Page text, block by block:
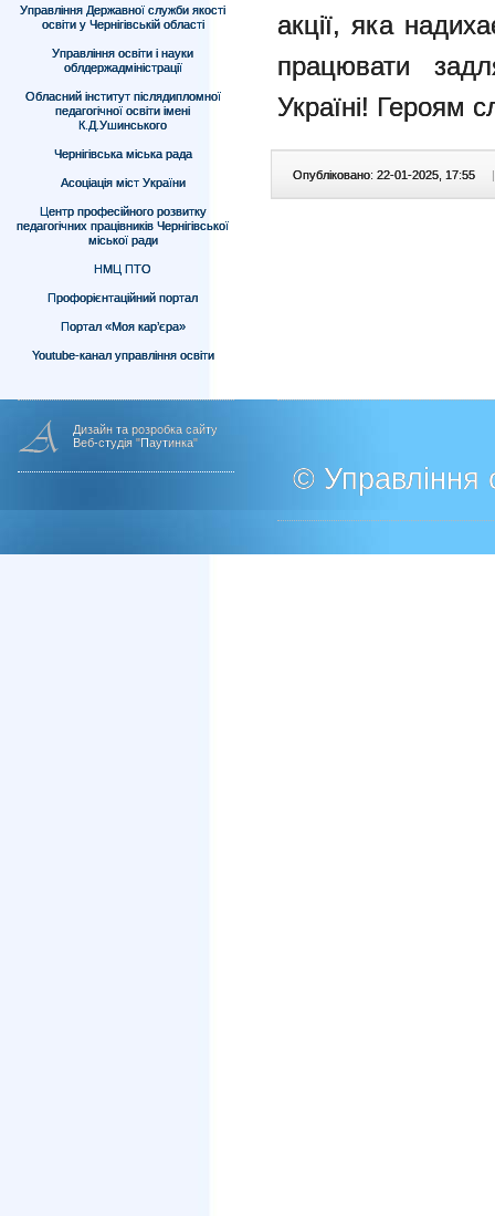
Управління Державної служби якості
освіти у Чернігівській області
Управління освіти і науки
облдержадміністрації
Обласний інститут післядипломної
педагогічної освіти імені
К.Д.Ушинського
Чернігівська міська рада
Асоціація міст України
Центр професійного розвитку
педагогічних працівників Чернігівської
міської ради
НМЦ ПТО
Профорієнтаційний портал
Портал «Моя кар’єра»
Youtube-канал управління освіти
акції, яка
працювати
Україні! Героям
Опубліковано: 22-01-2025, 17:55 |
Дизайн та розробка сайту
Веб-студія "Паутинка"
© Управління